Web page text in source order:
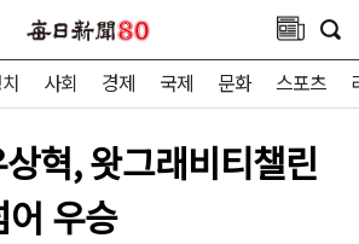
사회 경제 국제 문화 스포츠
혁, 왓그래비티챌린
우승